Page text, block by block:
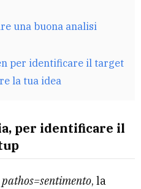
una buona analisi
per identificare il target
la tua idea
per identificare il
, la